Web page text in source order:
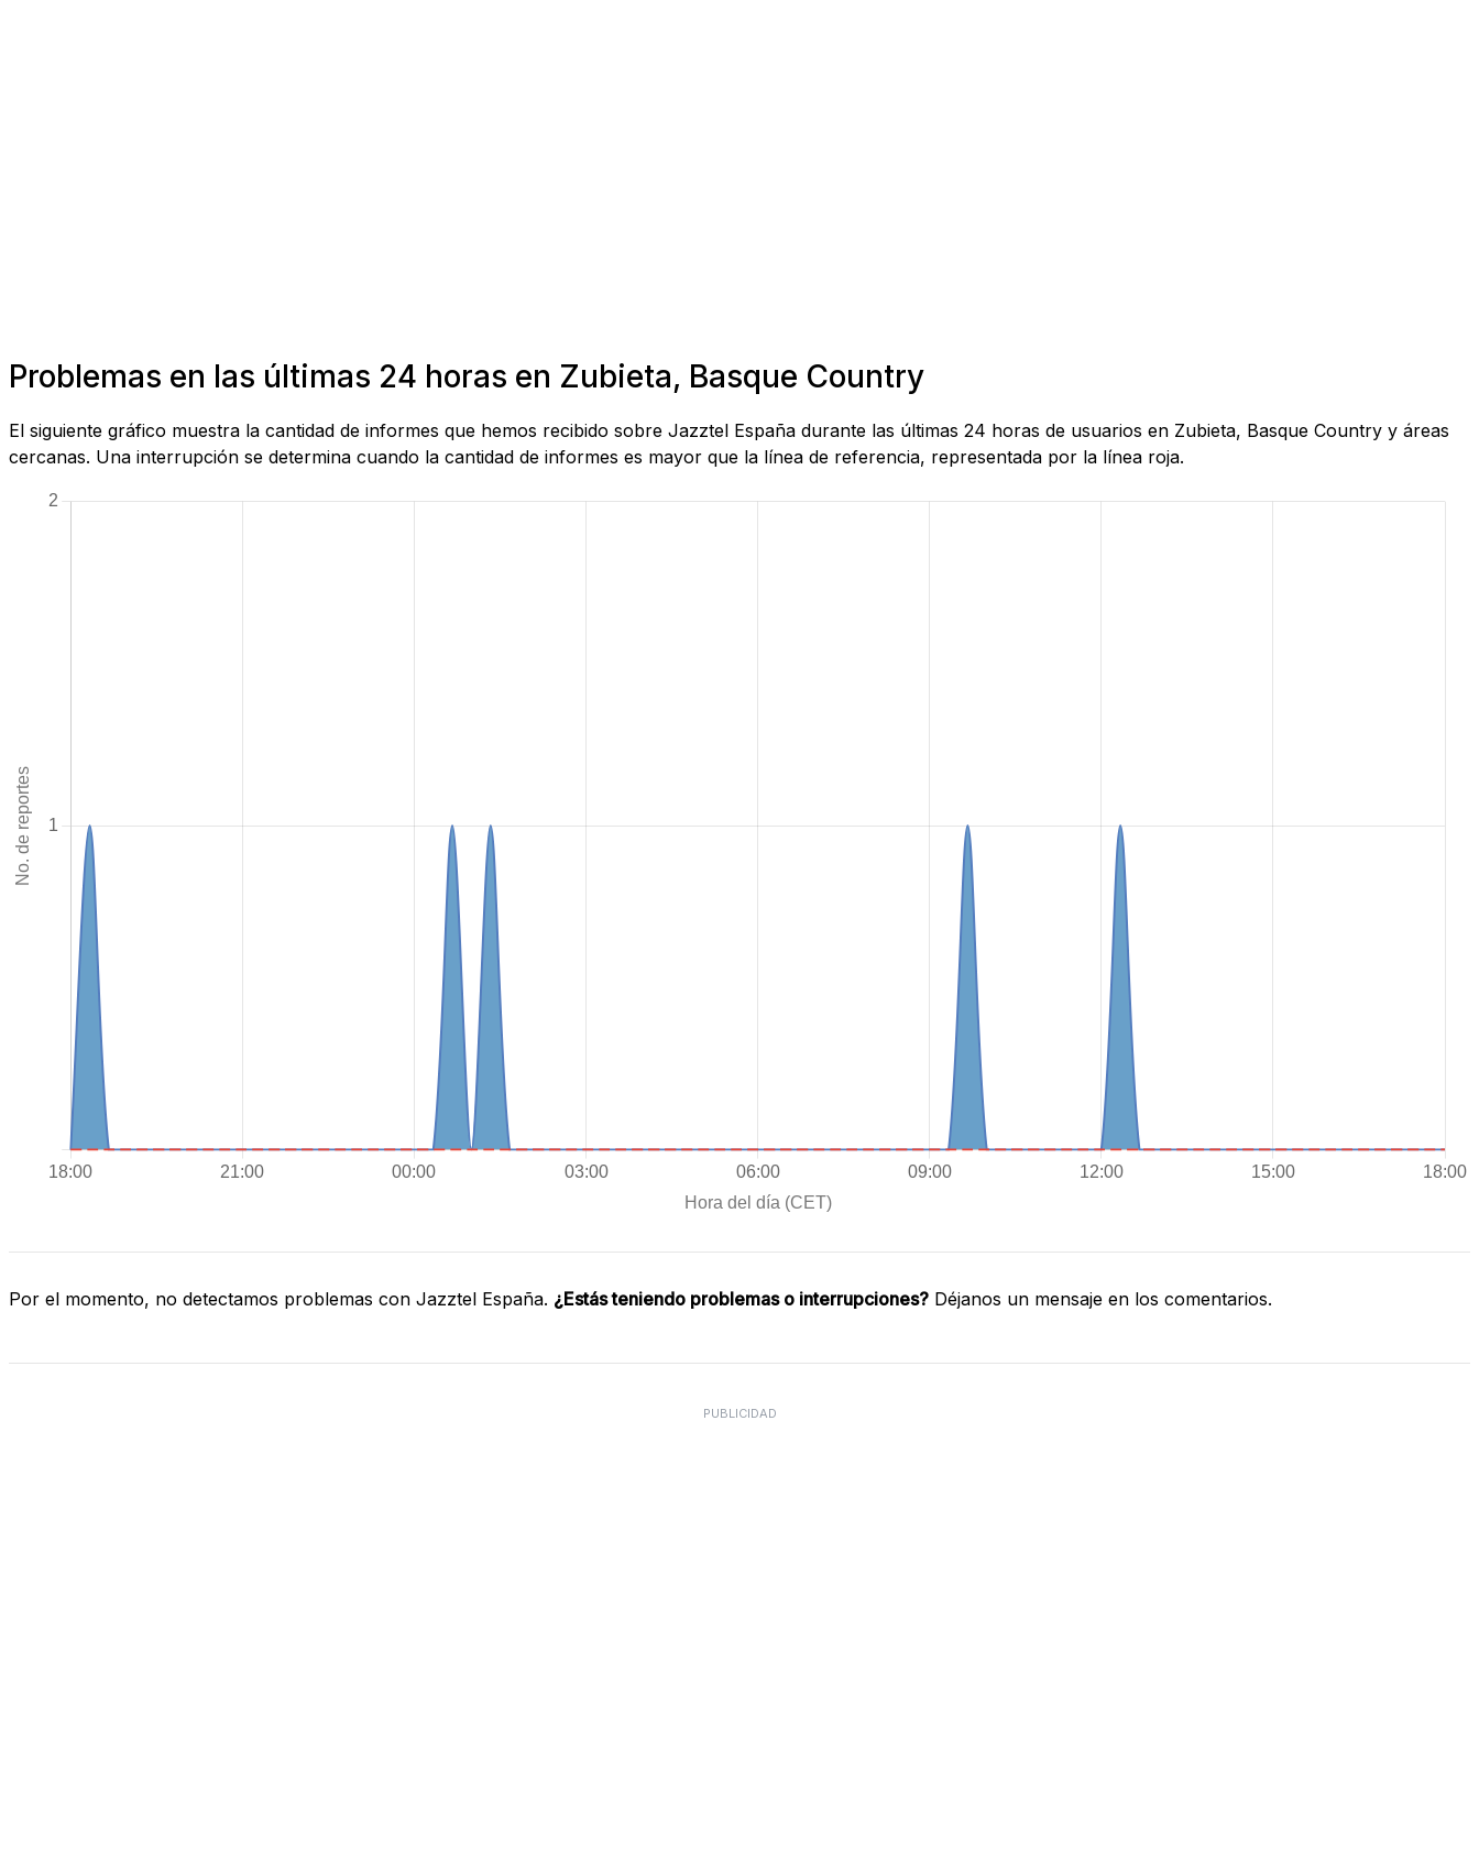
Problemas en las últimas 24 horas en Zubieta, Basque Country
El siguiente gráfico muestra la cantidad de informes que hemos recibido sobre Jazztel España durante las últimas 24 horas de usuarios en Zubieta, Basque Country y áreas
cercanas. Una interrupción se determina cuando la cantidad de informes es mayor que la línea de referencia, representada por la línea roja.
Por el momento, no detectamos problemas con Jazztel España. ¿Estás teniendo problemas o interrupciones? Déjanos un mensaje en los comentarios.
PUBLICIDAD